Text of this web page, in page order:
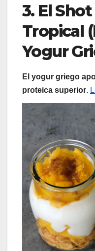
3. El
Tropical
Yogur
El yogur griego
proteica superior.